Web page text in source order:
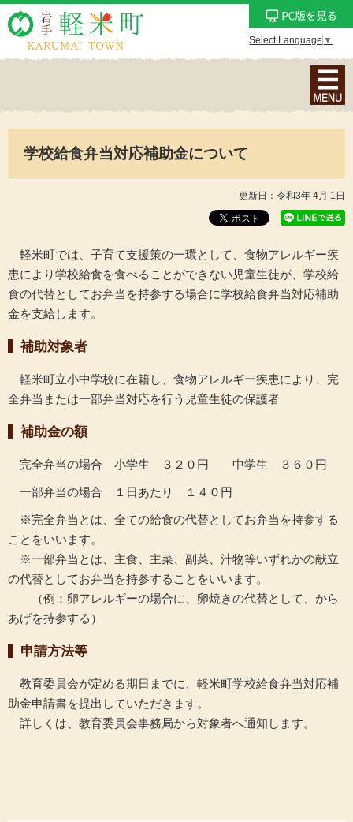
Select Language ▼
ナ
ビ
ン
メ
ュ
ー
を
学校給食弁当対応補助金について
更新日：令和3年 4月 1日
軽米町では、子育て支援策の一環として、食物アレルギー疾
患により学校給食を食べることができない児童生徒が、学校給
食の代替としてお弁当を持参する場合に学校給食弁当対応補助
金を支給します。
補助対象者
軽米町立小中学校に在籍し、食物アレルギー疾患により、完
全弁当または一部弁当対応を行う児童生徒の保護者
補助金の額
完全弁当の場合 小学生 ３２０円 中学生 ３６０円
一部弁当の場合 １日あたり １４０円
※完全弁当とは、全ての給食の代替としてお弁当を持参する
ことをいいます。
※一部弁当とは、主食、主菜、副菜、汁物等いずれかの献立
の代替としてお弁当を持参することをいいます。
（例：卵アレルギーの場合に、卵焼きの代替として、から
あげを持参する）
申請方法等
教育委員会が定める期日までに、軽米町学校給食弁当対応補
助金申請書を提出していただきます。
詳しくは、教育委員会事務局から対象者へ通知します。